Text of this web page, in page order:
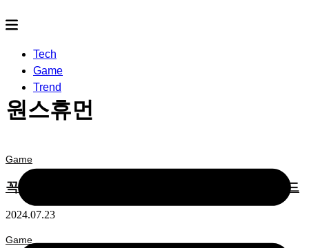
Tech
Game
Trend
원스휴먼
Game
꼭 읽어야 할 원스휴먼 매뉴얼 : 뉴비를 위한 가이드
2024.07.23
Game